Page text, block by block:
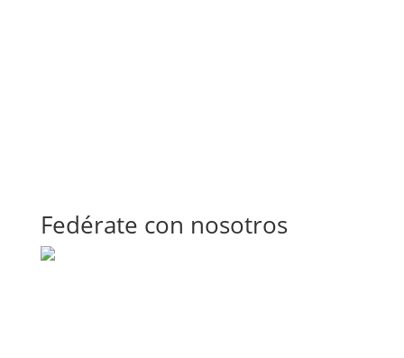
Fedérate con nosotros